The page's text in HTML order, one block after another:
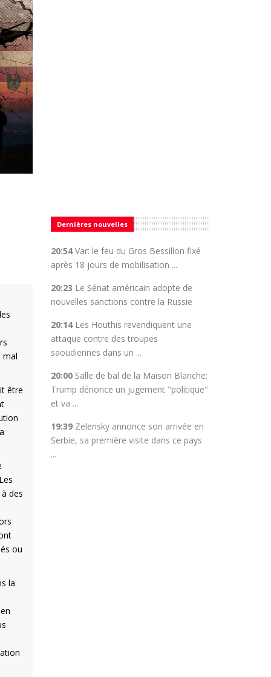
mal
être
des
ou
la
Dernières nouvelles
20:54 Var: le feu du Gros Bessillon fixé
après 18 jours de mobilisation ...
20:23 Le Sénat américain adopte de
nouvelles sanctions contre la Russie
20:14 Les Houthis revendiquent une
attaque contre des troupes
saoudiennes dans un ...
20:00 Salle de bal de la Maison Blanche:
Trump dénonce un jugement "politique"
et va ...
19:39 Zelensky annonce son arrivée en
Serbie, sa première visite dans ce pays
...